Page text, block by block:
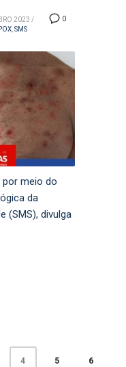
0
2023 /
SMS
por meio do
da
(SMS), divulga
4 5 6